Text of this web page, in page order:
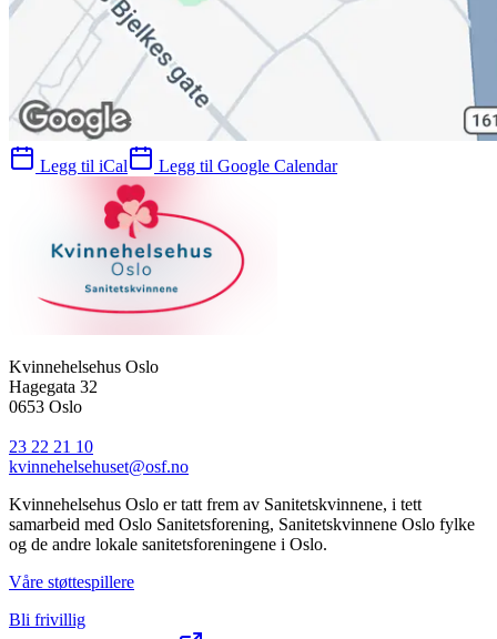
Legg til iCal Legg til Google Calendar
Kvinnehelsehus Oslo
Hagegata 32
0653 Oslo
23 22 21 10
kvinnehelsehuset@osf.no
Kvinnehelsehus Oslo er tatt frem av Sanitetskvinnene, i tett
samarbeid med Oslo Sanitetsforening, Sanitetskvinnene Oslo fylke
og de andre lokale sanitetsforeningene i Oslo.
Våre støttespillere
Bli frivillig